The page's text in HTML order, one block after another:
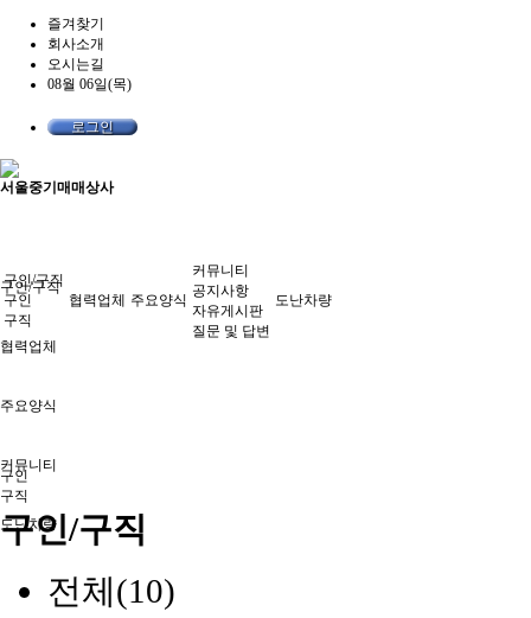
즐겨찾기
회사소개
오시는길
08월 06일(목)
로그인
서울중기매매상사
구인/구직
협력업체
주요양식
커뮤니티
도난차량
구인/구직
구인
구직
협력업체 주요양식
커뮤니티
공지사항
자유게시판
질문 및 답변
도난차량
구인
구직
구인/구직
전체(10)